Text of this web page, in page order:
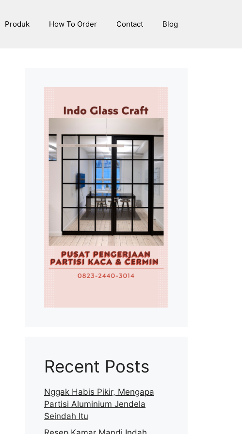
Produk How To Order Contact Blog
Recent Posts
Nggak Habis Pikir, Mengapa
Partisi Aluminium Jendela
Seindah Itu